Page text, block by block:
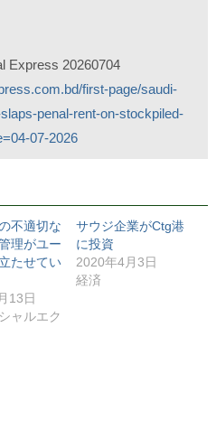
Express 20260704
first-page/saudi-
penal-rent-on-stockpiled-
07-2026
不適切な
理がユー
たせてい
13日
ャルエク
サウジ企業がCtg港
に投資
2020年4月3日
経済